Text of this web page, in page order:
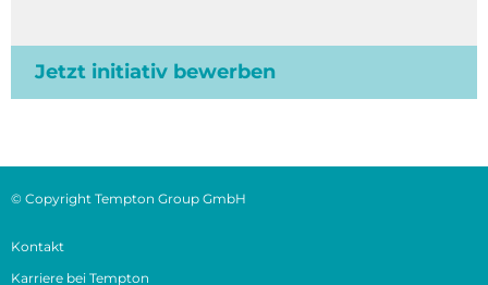
Jetzt initiativ bewerben
© Copyright Tempton Group GmbH
Kontakt
Karriere bei Tempton